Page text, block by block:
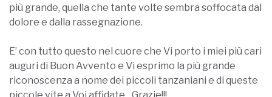
più grande, quella che tante volte sembra soffocata dal
dolore e dalla rassegnazione.
E’ con tutto questo nel cuore che Vi porto i miei più cari
auguri di Buon Avvento e Vi esprimo la più grande
riconoscenza a nome dei piccoli tanzaniani e di queste